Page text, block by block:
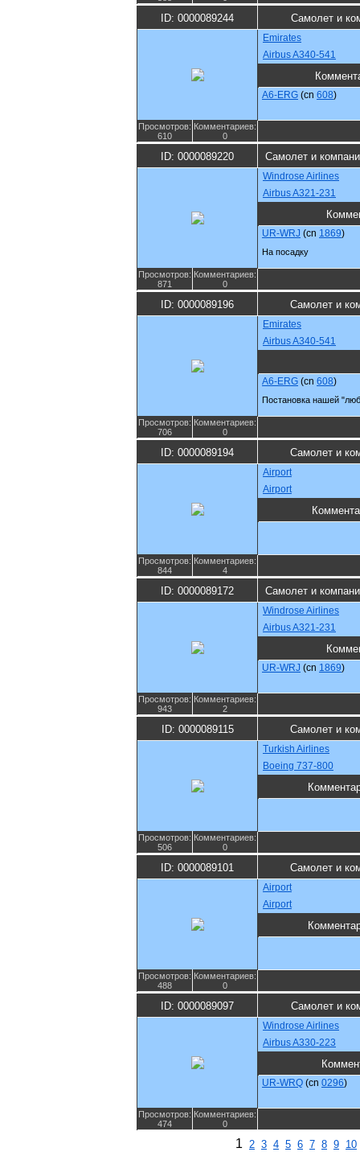
ID: 0000089244 Самолет и
Emirates
Airbus A340-541
A6-ERG (cn 608)
Просмотров:
610
Комментариев:
0
ID: 0000089220 Самолет и
Windrose Airlines
Airbus A321-231
UR-WRJ (cn 1869)
На посадку
Просмотров:
871
Комментариев:
0
ID: 0000089196 Самолет и
Emirates
Airbus A340-541
A6-ERG (cn 608)
Постановка нашей
Просмотров:
706
Комментариев:
0
ID: 0000089194 Самолет и
Airport
Airport
Просмотров:
844
Комментариев:
4
ID: 0000089172 Самолет и
Windrose Airlines
Airbus A321-231
UR-WRJ (cn 1869)
Просмотров:
943
Комментариев:
2
ID: 0000089115 Самолет и
Turkish Airlines
Boeing 737-800
Просмотров:
506
Комментариев:
0
ID: 0000089101 Самолет и
Airport
Airport
Просмотров:
488
Комментариев:
0
ID: 0000089097 Самолет и
Windrose Airlines
Airbus A330-223
UR-WRQ (cn 0296)
Просмотров:
474
Комментариев:
0
1 2 3 4 5 6 7 8 9 10